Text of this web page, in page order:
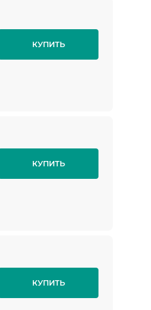
КУПИТЬ
КУПИТЬ
КУПИТЬ